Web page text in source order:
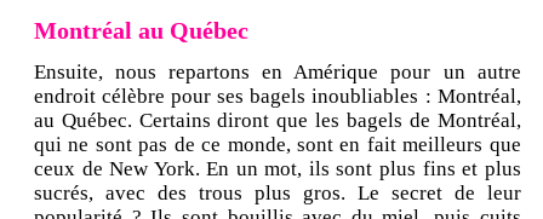
Montréal au Québec
Ensuite, nous repartons en Amérique pour un autre
endroit célèbre pour ses bagels inoubliables : Montréal,
au Québec. Certains diront que les bagels de Montréal,
qui ne sont pas de ce monde, sont en fait meilleurs que
ceux de New York. En un mot, ils sont plus fins et plus
sucrés, avec des trous plus gros. Le secret de leur